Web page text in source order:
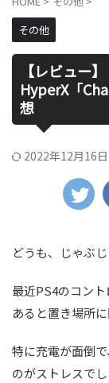
その他
【レビュー
HyperX「
想
2022年12月16日
どうも、じゃぶ
最近PS4のコン
あると置き場所に
特に充電が面倒
のがストレスで